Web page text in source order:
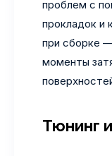
проблем с
прокладок и
при сборке
моменты
Тюнинг